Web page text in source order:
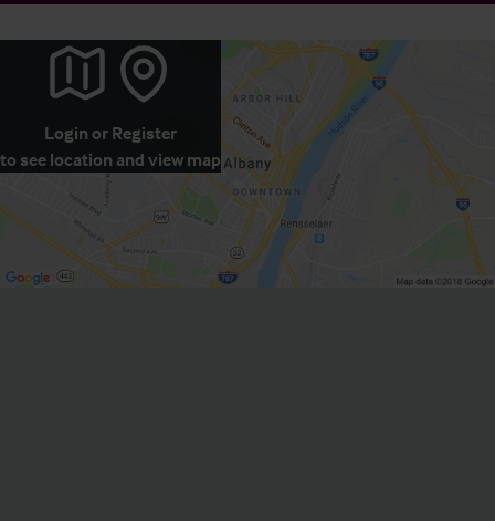
Login or Register
to see location and view map